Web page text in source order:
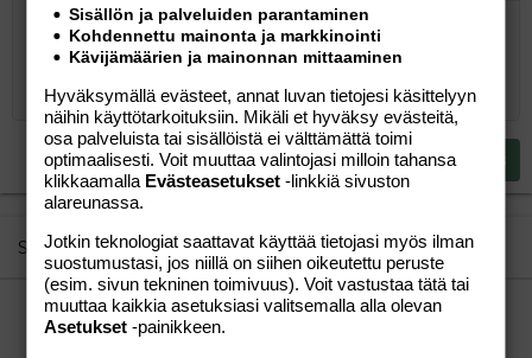
Järjestämätön lista
Suurenna sisennystä
Pienennä sisennystä
Fontin koko
9
10
12
15
18
22
26
Tekstiväri
KirjasintyyliArial
Book Antiqua
Courier New
Georgia
Tahoma
Trebuchet MS
Verdana
YliviivaaAlleviivattu
Rivinsisäinen koodi
Rivinsisäinen spoiler
Tasaus Tasaa vasemmalle
Keskitä
Tasaa oikealle
Justify text
Paragraph format
Normal
Heading 1
Heading 2
Heading 3
LainausLisää video/media
Lisää taulukko
Insert horizontal line
SpoilerKoodi
Tee uudelleen
BBCode-näkymä
Poista muotoilu
LuonnoksetTallenna luonnos
Poista luonnos
Kirjoita vastaus...
Lähetä vastaus
Similar threads
Onko kellään kokemuksia
Vieras
Aihe vapaa
Sisällön ja palveluiden parantaminen
Kohdennettu mainonta ja markkinointi
Kävijämäärien ja mainonnan mittaaminen
Hyväksymällä evästeet, annat luvan tietojesi käsittelyyn
näihin käyttötarkoituksiin. Mikäli et hyväksy evästeitä,
osa palveluista tai sisällöistä ei välttämättä toimi
optimaalisesti. Voit muuttaa valintojasi milloin tahansa
klikkaamalla Evästeasetukset -linkkiä sivuston
alareunassa.
Jotkin teknologiat saattavat käyttää tietojasi myös ilman
suostumustasi, jos niillä on siihen oikeutettu peruste
(esim. sivun tekninen toimivuus). Voit vastustaa tätä tai
muuttaa kaikkia asetuksiasi valitsemalla alla olevan
Asetukset -painikkeen.